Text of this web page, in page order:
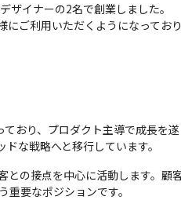
イナーの2名で創業しました。
ご利用いただくようになってお
おり、プロダクト主導で成長を
な戦略へと移行しています。
の接点を中心に活動します。
要なポジションです。